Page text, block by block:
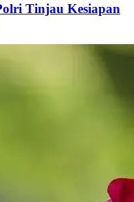
Tinjau Kesiapan